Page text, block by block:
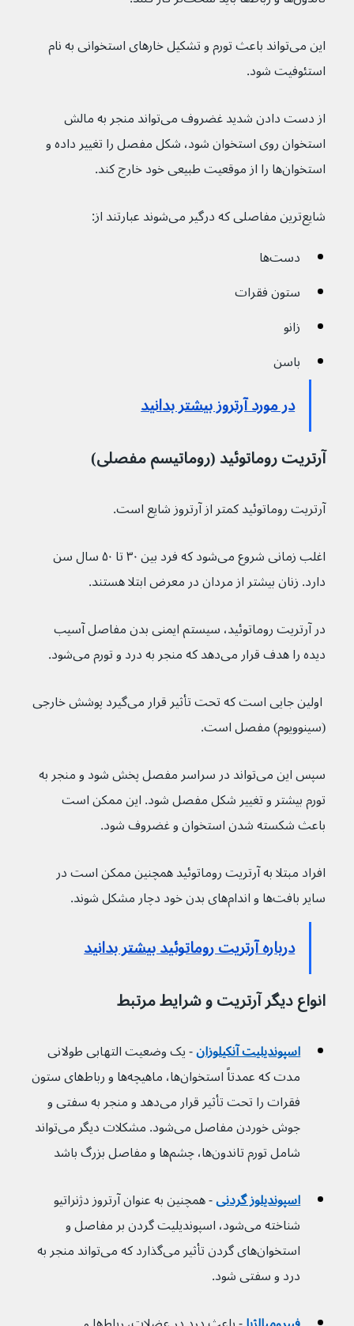
این می‌تواند باعث تورم و تشکیل خارهای استخوانی به نام
استئوفیت شود.
از دست دادن شدید غضروف می‌تواند منجر به مالش
استخوان روی استخوان شود، شکل مفصل را تغییر داده و
استخوان‌ها را از موقعیت طبیعی خود خارج کند.
شایع‌ترین مفاصلی که درگیر می‌شوند عبارتند از:
دست‌ها
ستون فقرات
زانو
باسن
در مورد آرتروز بیشتر بدانید
آرتریت روماتوئید (روماتیسم مفصلی)
آرتریت روماتوئید کمتر از آرتروز شایع است.
اغلب زمانی شروع می‌شود که فرد بین ۳۰ تا ۵۰ سال سن
دارد. زنان بیشتر از مردان در معرض ابتلا هستند.
در آرتریت روماتوئید، سیستم ایمنی بدن مفاصل آسیب
دیده را هدف قرار می‌دهد که منجر به درد و تورم می‌شود.
اولین جایی است که تحت تأثیر قرار می‌گیرد پوشش خارجی
(سینوویوم) مفصل است.
سپس این می‌تواند در سراسر مفصل پخش شود و منجر به
تورم بیشتر و تغییر شکل مفصل شود. این ممکن است
باعث شکسته شدن استخوان و غضروف شود.
افراد مبتلا به آرتریت روماتوئید همچنین ممکن است در
سایر بافت‌ها و اندام‌های بدن خود دچار مشکل شوند.
درباره آرتریت روماتوئید بیشتر بدانید
انواع دیگر آرتریت و شرایط مرتبط
اسپوندیلیت آنکیلوزان - یک وضعیت التهابی طولانی
مدت که عمدتاً استخوان‌ها، ماهیچه‌ها و رباط‌های ستون
فقرات را تحت تأثیر قرار می‌دهد و منجر به سفتی و
جوش خوردن مفاصل می‌شود. مشکلات دیگر می‌تواند
شامل تورم تاندون‌ها، چشم‌ها و مفاصل بزرگ باشد
اسپوندیلوز گردنی - همچنین به عنوان آرتروز دژنراتیو
شناخته می‌شود، اسپوندیلیت گردن بر مفاصل و
استخوان‌های گردن تأثیر می‌گذارد که می‌تواند منجر به
درد و سفتی شود.